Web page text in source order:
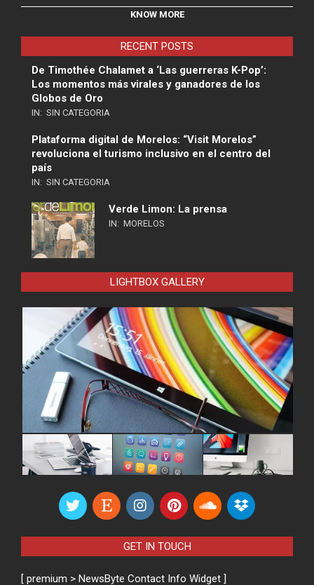
KNOW MORE
RECENT POSTS
De Timothée Chalamet a ‘Las guerreras K-Pop’:
Los momentos más virales y ganadores de los
Globos de Oro
IN: SIN CATEGORIA
Plataforma digital de Morelos: “Visit Morelos”
revoluciona el turismo inclusivo en el centro del
país
IN: SIN CATEGORIA
Verde Limon: La prensa
IN: MORELOS
LIGHTBOX GALLERY
GET IN TOUCH
[ premium > NewsByte Contact Info Widget ]